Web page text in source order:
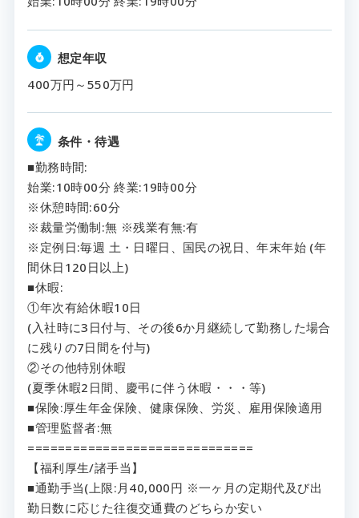
想定年収
400万円～550万円
条件・待遇
■勤務時間:
始業:10時00分 終業:19時00分
※休憩時間:60分
※裁量労働制:無 ※残業有無:有
※定例日:毎週 土・日曜日、国民の祝日、年末年始 (年
間休日120日以上)
■休暇:
①年次有給休暇10日
(入社時に3日付与、その後6か月継続して勤務した場合
に残りの7日間を付与)
②その他特別休暇
(夏季休暇2日間、慶弔に伴う休暇・・・等)
■保険:厚生年金保険、健康保険、労災、雇用保険適用
■管理監督者:無
==============================
【福利厚生/諸手当】
■通勤手当(上限:月40,000円 ※一ヶ月の定期代及び出
勤日数に応じた往復交通費のどちらか安い